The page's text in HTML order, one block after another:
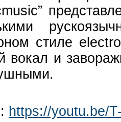
стиле
вокал и
https://youtu.be/